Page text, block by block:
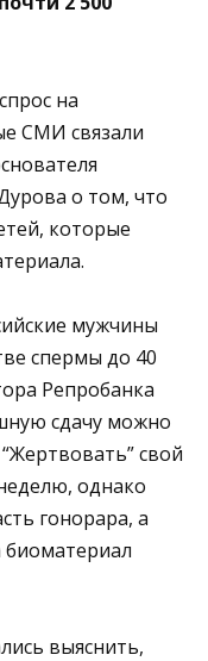
на
СМИ связали
о том, что
которые
мужчины
спермы до 40
Репробанка
сдачу можно
свой
однако
гонорара, а
биоматериал
выяснить,